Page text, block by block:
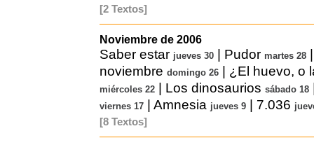
[2 Textos]
Noviembre de 2006
Saber estar jueves 30 Pudor martes 28
noviembre domingo 26 ¿El huevo, o
miércoles 22 Los dinosaurios sábado 18
viernes 17 Amnesia jueves 9 7.036
[8 Textos]